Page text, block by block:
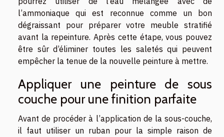
l’ammoniaque qui est reconnue comme un bon
dégraissant pour préparer votre meuble stratifié
avant la repeinture. Après cette étape, vous pouvez
être sûr d’éliminer toutes les saletés qui peuvent
empêcher la tenue de la nouvelle peinture à mettre.
Appliquer une peinture de sous
couche pour une finition parfaite
Avant de procéder à l’application de la sous-couche,
il faut utiliser un ruban pour la simple raison de